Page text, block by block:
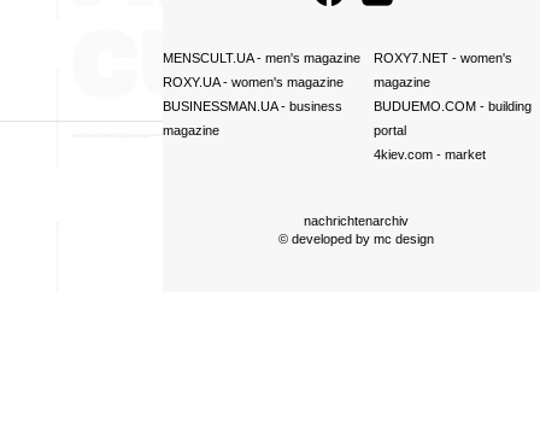
MENSCULT.UA- men's magazine
ROXY.UA- women's magazine
BUSINESSMAN.UA- business
magazine
ROXY7.NET- women's
magazine
BUDUEMO.COM- building
portal
4kiev.com- market
nachrichtenarchiv
© developed by mc design